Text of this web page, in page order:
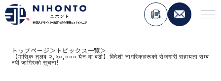
About Nihonto
トップページ＞ トピックス一覧＞
【मासिक तलब २,५०,००० येन वा बढी】विदेशी नागरिकहरूको रोजगारी सहायता सम्ब
न्धी जागिरको सूचना!